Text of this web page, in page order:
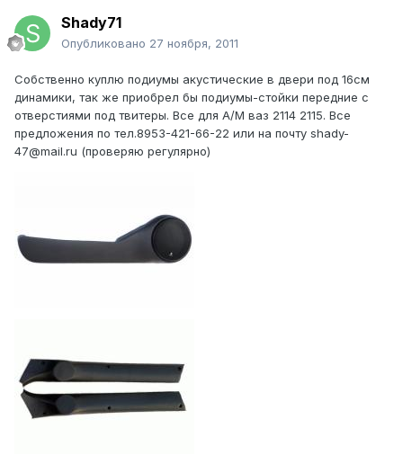
Shady71
Опубликовано 27 ноября, 2011
Собственно куплю подиумы акустические в двери под 16см
динамики, так же приобрел бы подиумы-стойки передние с
отверстиями под твитеры. Все для А/М ваз 2114 2115. Все
предложения по тел.8953-421-66-22 или на почту shady-
47@mail.ru (проверяю регулярно)